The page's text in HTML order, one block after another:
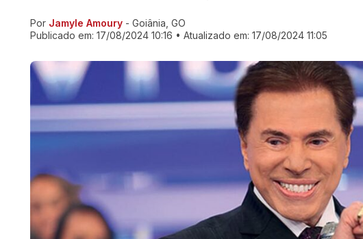
Ir direto pra matéria
Por Jamyle Amoury - Goiânia, GO
Publicado em: 17/08/2024 10:16 • Atualizado em: 17/08/2024 11:05